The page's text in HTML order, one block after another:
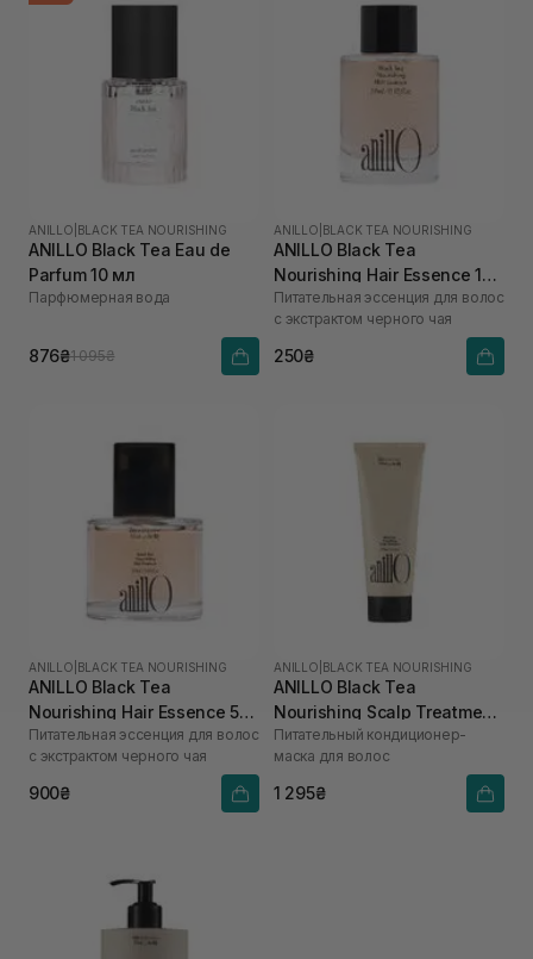
ANILLO BLACK TEA NOURISHING
ANILLO Black Tea Eau de
Parfum 10 мл
Парфюмерная вода
876₴1 095₴
ANILLO BLACK TEA NOURISHING
ANILLO Black Tea
Nourishing Hair Essence 10
мл
Питательная эссенция для волос
с экстрактом черного чая
250₴
ANILLO BLACK TEA NOURISHING
ANILLO Black Tea
Nourishing Hair Essence 50
мл
Питательная эссенция для волос
с экстрактом черного чая
900₴
ANILLO BLACK TEA NOURISHING
ANILLO Black Tea
Nourishing Scalp Treatment
150 мл
Питательный кондиционер-
маска для волос
1 295₴